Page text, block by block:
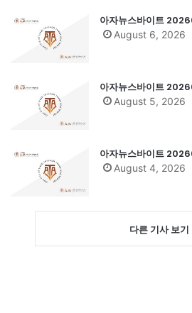
아자뉴스바이트
August 6, 2026
아자뉴스바이트
August 5, 2026
아자뉴스바이트
August 4, 2026
다른 기사 보기